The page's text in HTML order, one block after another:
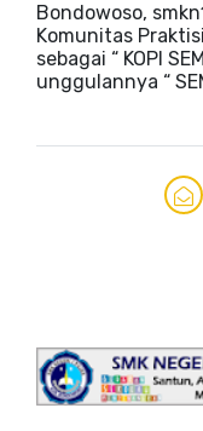
Bondowoso,
Komunitas
sebagai “ KOPI
unggulannya “